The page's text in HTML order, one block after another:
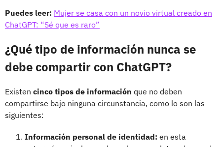
Puedes leer: Mujer se casa con un novio virtual creado en
ChatGPT: “Sé que es raro”
¿Qué tipo de información nunca se
debe compartir con ChatGPT?
Existen cinco tipos de información que no deben
compartirse bajo ninguna circunstancia, como lo son las
siguientes:
Información personal de identidad: en esta